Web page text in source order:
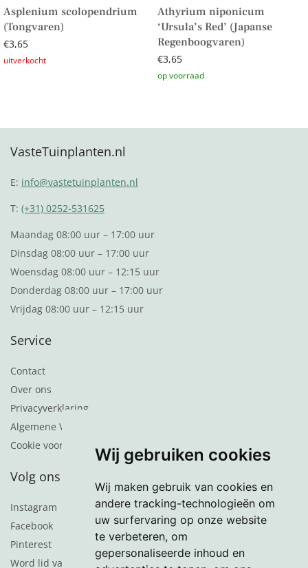
Wij gebruiken cookies
Wij maken gebruik van cookies en
andere tracking-technologieën om
uw surfervaring op onze website
te verbeteren, om
gepersonaliseerde inhoud en
Asplenium scolopendrium
(Tongvaren)
€3,65
Athyrium niponicum
‘Ursula’s Red’ (Japanse
Regenboogvaren)
€3,65
VasteTuinplanten.nl
E: info@vastetuinplanten.nl
T:(+31) 0252-531625
Maandag 08:00 uur – 17:00 uur
Dinsdag 08:00 uur – 17:00 uur
Woensdag 08:00 uur – 12:15 uur
Donderdag 08:00 uur – 17:00 uur
Vrijdag 08:00 uur – 12:15 uur
Service
Contact
Over ons
Privacyverklaring
Algemene Voorwaarden
Cookie voorkeuren
Volg ons
Instagram
Facebook
Pinterest
Word lid van de nieuwsbrief